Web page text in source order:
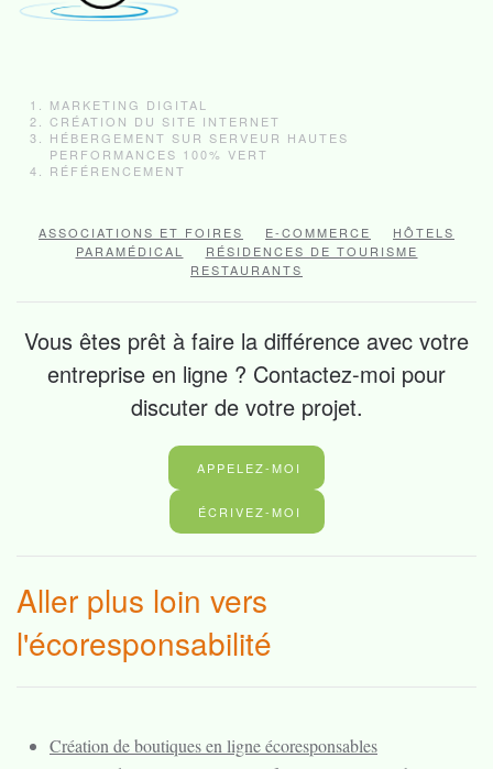
MARKETING DIGITAL
CRÉATION DU SITE INTERNET
HÉBERGEMENT SUR SERVEUR HAUTES
PERFORMANCES 100% VERT
RÉFÉRENCEMENT
ASSOCIATIONS ET FOIRES E-COMMERCE
HÔTELS
PARAMÉDICAL
RÉSIDENCES DE TOURISME
RESTAURANTS
Vous êtes prêt à faire la différence avec votre
entreprise en ligne ? Contactez-moi pour
discuter de votre projet.
APPELEZ-MOI
ÉCRIVEZ-MOI
Aller plus loin vers
l'écoresponsabilité
Création de boutiques en ligne écoresponsables